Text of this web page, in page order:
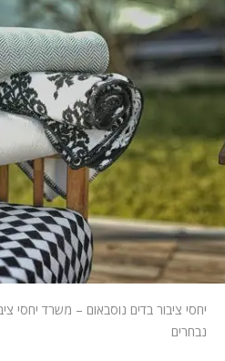
צור קשר
יחסי ציבור בדים נוסבאום – משרד יחסי
נבחרים